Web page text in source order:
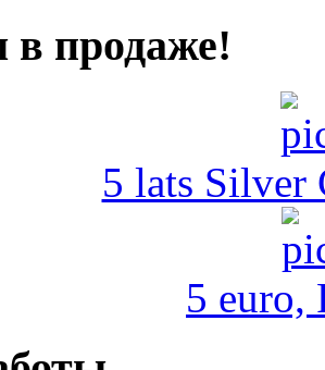
продаже!
5 lats Silver
5 euro,